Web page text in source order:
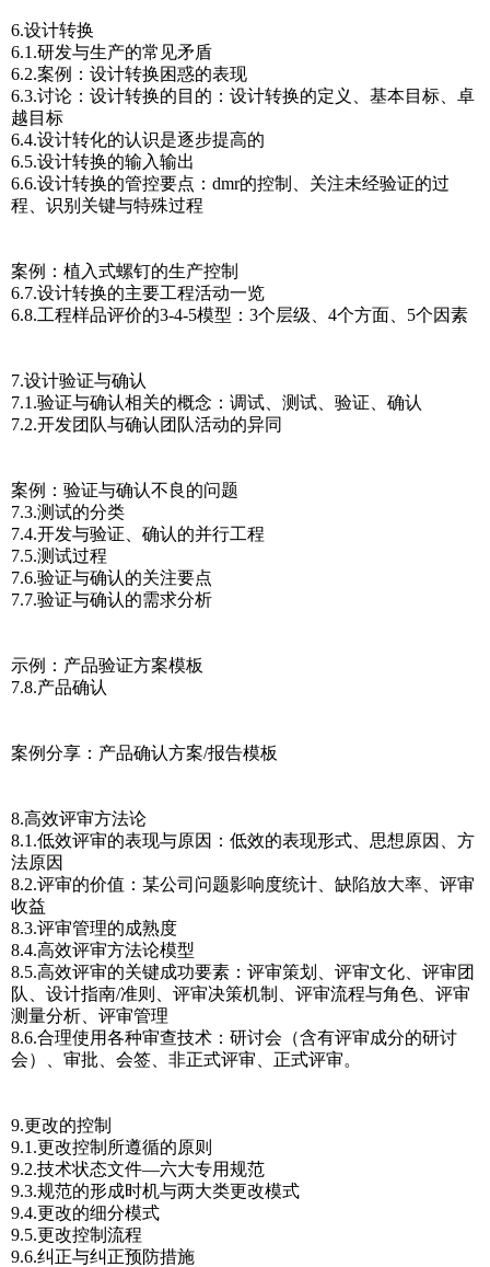
6.设计转换
6.1.研发与生产的常见矛盾
6.2.案例：设计转换困惑的表现
6.3.讨论：设计转换的目的：设计转换的定义、基本目标、卓
越目标
6.4.设计转化的认识是逐步提高的
6.5.设计转换的输入输出
6.6.设计转换的管控要点：dmr的控制、关注未经验证的过
程、识别关键与特殊过程
案例：植入式螺钉的生产控制
6.7.设计转换的主要工程活动一览
6.8.工程样品评价的3-4-5模型：3个层级、4个方面、5个因素
7.设计验证与确认
7.1.验证与确认相关的概念：调试、测试、验证、确认
7.2.开发团队与确认团队活动的异同
案例：验证与确认不良的问题
7.3.测试的分类
7.4.开发与验证、确认的并行工程
7.5.测试过程
7.6.验证与确认的关注要点
7.7.验证与确认的需求分析
示例：产品验证方案模板
7.8.产品确认
案例分享：产品确认方案/报告模板
8.高效评审方法论
8.1.低效评审的表现与原因：低效的表现形式、思想原因、方
法原因
8.2.评审的价值：某公司问题影响度统计、缺陷放大率、评审
收益
8.3.评审管理的成熟度
8.4.高效评审方法论模型
8.5.高效评审的关键成功要素：评审策划、评审文化、评审团
队、设计指南/准则、评审决策机制、评审流程与角色、评审
测量分析、评审管理
8.6.合理使用各种审查技术：研讨会（含有评审成分的研讨
会）、审批、会签、非正式评审、正式评审。
9.更改的控制
9.1.更改控制所遵循的原则
9.2.技术状态文件—六大专用规范
9.3.规范的形成时机与两大类更改模式
9.4.更改的细分模式
9.5.更改控制流程
9.6.纠正与纠正预防措施